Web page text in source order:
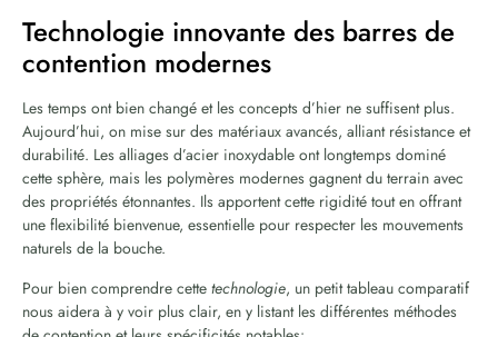
Technologie innovante des barres de
contention modernes
Les temps ont bien changé et les concepts d’hier ne suffisent plus.
Aujourd’hui, on mise sur des matériaux avancés, alliant résistance et
durabilité. Les alliages d’acier inoxydable ont longtemps dominé
cette sphère, mais les polymères modernes gagnent du terrain avec
des propriétés étonnantes. Ils apportent cette rigidité tout en offrant
une flexibilité bienvenue, essentielle pour respecter les mouvements
naturels de la bouche.
Pour bien comprendre cette technologie, un petit tableau comparatif
nous aidera à y voir plus clair, en y listant les différentes méthodes